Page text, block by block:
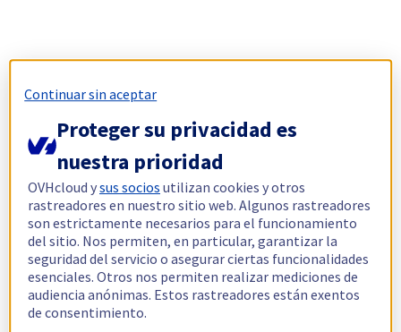
Continuar sin aceptar
Proteger su privacidad es
nuestra prioridad
OVHcloud ysus socios utilizan cookies y otros
rastreadores en nuestro sitio web. Algunos rastreadores
son estrictamente necesarios para el funcionamiento
del sitio. Nos permiten, en particular, garantizar la
seguridad del servicio o asegurar ciertas funcionalidades
esenciales. Otros nos permiten realizar mediciones de
audiencia anónimas. Estos rastreadores están exentos
de consentimiento.